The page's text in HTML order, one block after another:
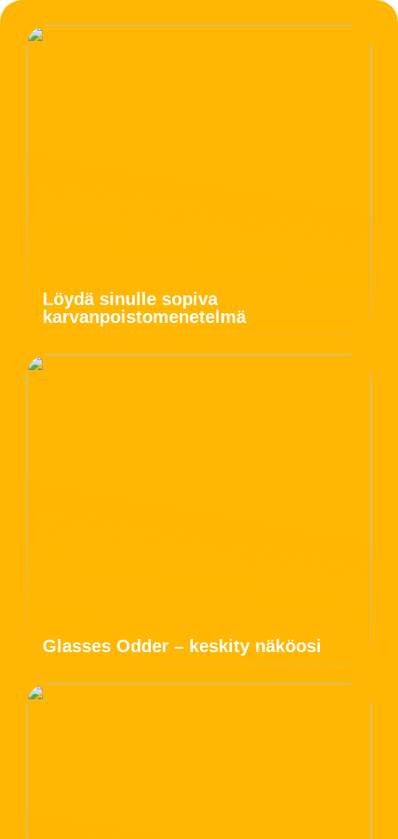
Löydä sinulle sopiva
karvanpoistomenetelmä
Glasses Odder – keskity näköosi